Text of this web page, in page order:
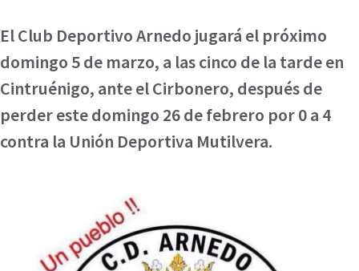
El Club Deportivo Arnedo jugará el próximo
domingo 5 de marzo, a las cinco de la tarde en
Cintruénigo, ante el Cirbonero, después de
perder este domingo 26 de febrero por 0 a 4
contra la Unión Deportiva Mutilvera.